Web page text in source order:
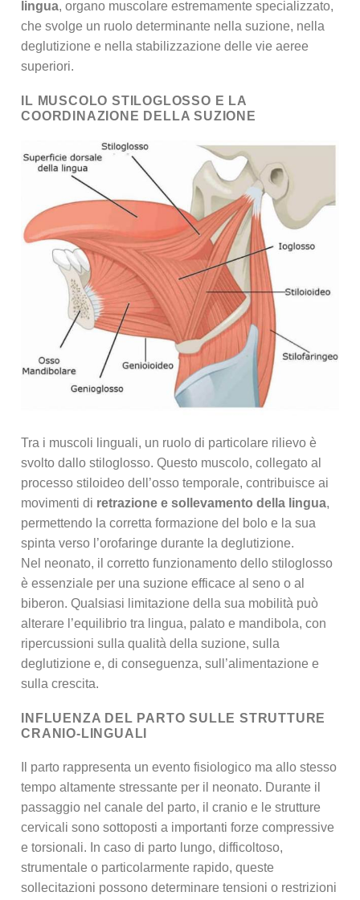
lingua, organo muscolare estremamente specializzato,
che svolge un ruolo determinante nella suzione, nella
deglutizione e nella stabilizzazione delle vie aeree
superiori.
IL MUSCOLO STILOGLOSSO E LA
COORDINAZIONE DELLA SUZIONE
Tra i muscoli linguali, un ruolo di particolare rilievo è
svolto dallo stiloglosso. Questo muscolo, collegato al
processo stiloideo dell’osso temporale, contribuisce ai
movimenti di retrazione e sollevamento della lingua,
permettendo la corretta formazione del bolo e la sua
spinta verso l’orofaringe durante la deglutizione.
Nel neonato, il corretto funzionamento dello stiloglosso
è essenziale per una suzione efficace al seno o al
biberon. Qualsiasi limitazione della sua mobilità può
alterare l’equilibrio tra lingua, palato e mandibola, con
ripercussioni sulla qualità della suzione, sulla
deglutizione e, di conseguenza, sull’alimentazione e
sulla crescita.
INFLUENZA DEL PARTO SULLE STRUTTURE
CRANIO-LINGUALI
Il parto rappresenta un evento fisiologico ma allo stesso
tempo altamente stressante per il neonato. Durante il
passaggio nel canale del parto, il cranio e le strutture
cervicali sono sottoposti a importanti forze compressive
e torsionali. In caso di parto lungo, difficoltoso,
strumentale o particolarmente rapido, queste
sollecitazioni possono determinare tensioni o restrizioni